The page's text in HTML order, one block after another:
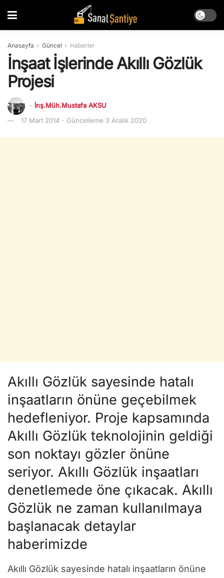
Anasayfa Güncel Haberler
İnşaat İşlerinde Akıllı Gözlük
Projesi
- İnş.Müh.Mustafa AKSU
17 Mart 2014 - Güncelleme 3 Aralık 2020
Akıllı Gözlük sayesinde hatalı
inşaatların önüne geçebilmek
hedefleniyor. Proje kapsamında
Akıllı Gözlük teknolojinin geldiği
son noktayı gözler önüne
seriyor. Akıllı Gözlük inşaatları
denetlemede öne çıkacak. Akıllı
Gözlük ne zaman kullanılmaya
başlanacak detaylar
haberimizde
Akıllı Gözlük sayesinde hatalı inşaatların önüne